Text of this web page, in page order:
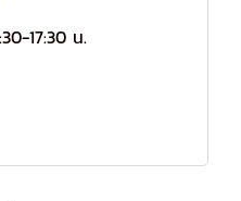
17:30 น.